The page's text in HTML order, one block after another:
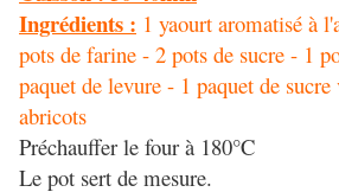
Ingrédients : 1 yaourt aromatisé à
pots de farine - 2 pots de sucre - 1
paquet de levure - 1 paquet de
abricots
Préchauffer le four à 180°C
Le pot sert de mesure.